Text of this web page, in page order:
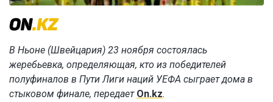
В Ньоне (Швейцария) 23 ноября состоялась
жеребьевка, определяющая, кто из победителей
полуфиналов в Пути Лиги наций УЕФА сыграет дома в
стыковом финале, передает On.kz.